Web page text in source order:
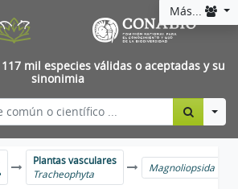
Más...
mil especies válidas o aceptadas y su
sinonimia
Plantas vasculares
Tracheophyta
Magnoliopsida